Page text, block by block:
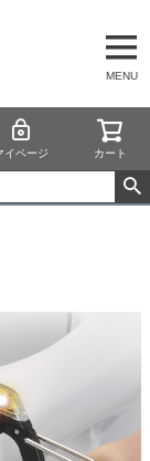
MENU
イページ カート